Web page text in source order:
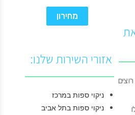
מחירון
אזורי השירות שלנו:
ניקוי ספות במרכז
ניקוי ספות בתל אביב